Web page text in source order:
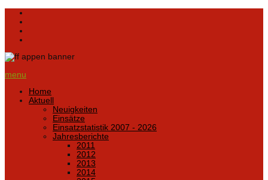
menu
Home
Aktuell
Neuigkeiten
Einsätze
Einsatzstatistik 2007 - 2026
Jahresberichte
2011
2012
2013
2014